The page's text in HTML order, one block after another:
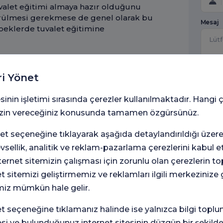
eğitimi almaya hazır olduğunu
gerekmese de genel olarak bu
tuvalet eğitimine
ettiği konulardan bir tanesi
Tuvalet eğitimi nasıl verilmeli
için bir lazımlık satın almaları
bir zorunluluk değildir. Klozet
bebekler klozete oturma
korkabilir ve ayrıca size olan
olumsuz
eden ebeveynler bebeğin
yerini bebeklerin vücuduna
Ayrıca ayaklarını üzerine
açılardan bakıldığında lazımlık
daha ilgi çekicidir. Bir çocuğa
verilemez.
Mesaj
Yönet
işletimi sırasında çerezler kullanılmaktadır. Hangi
vereceğiniz konusunda tamamen özgürsünüz.
seçeneğine tıklayarak aşağıda detaylandırıldığı üzere
analitik ve reklam-pazarlama çerezlerini kabul
sitemizin çalışması için zorunlu olan çerezlerin
sitemizi geliştirmemiz ve reklamları ilgili merkezinize
mümkün hale gelir.
seçeneğine tıklamanız halinde ise yalnızca bilgi